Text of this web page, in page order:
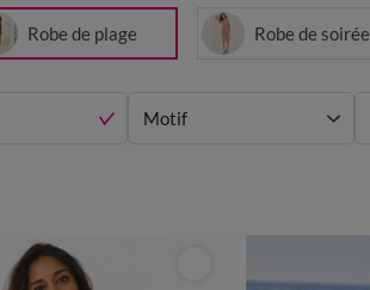
Robe de plage Robe de soirée
Motif